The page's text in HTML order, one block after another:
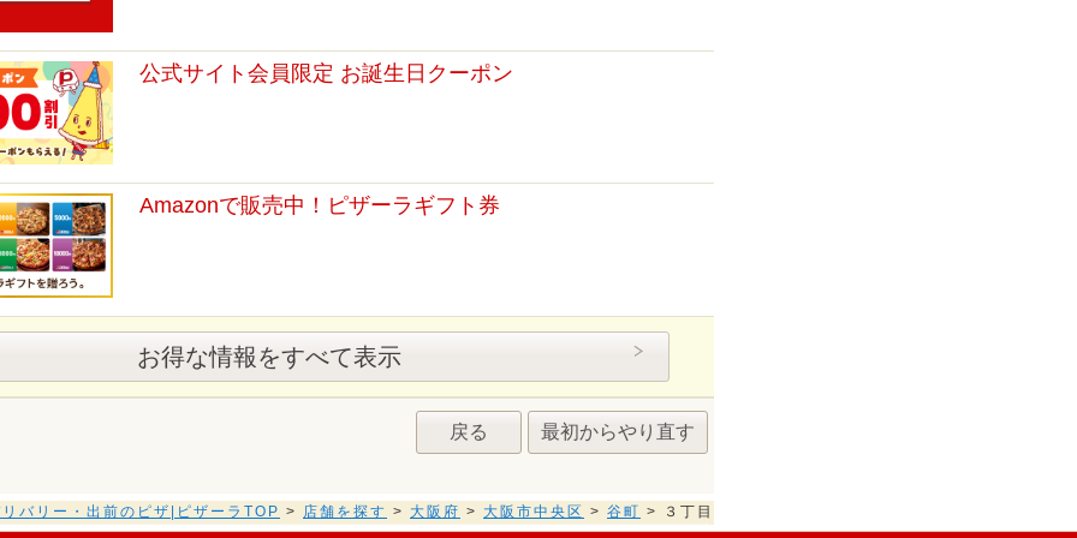
公式サイト会員限定 お誕生日クーポン
Amazonで販売中！ピザーラギフト券
お得な情報をすべて表示
最初からやり直す
戻る
バリー・出前のピザ|ピザーラTOP > 店舗を探す > 大阪府 > 大阪市中央区 > 谷町 > ３丁目